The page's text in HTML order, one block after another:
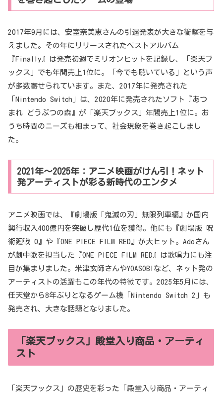
2017年9月には、安室奈美恵さんの引退発表が大きな衝撃を与
えました。その年にリリースされたベストアルバム
『Finally』は発売初週でミリオンヒットを記録し、「楽天ブ
ックス」でも年間売上1位に。「今でも聴いている」という声
が多数寄せられています。また、2017年に発売された
「Nintendo Switch」は、2020年に発売されたソフト『あつ
まれ どうぶつの森』が「楽天ブックス」年間売上1位に。お
うち時間のニーズも相まって、社会現象を巻き起こしまし
た。
2021年～2025年：アニメ映画がけん引！ネット
発アーティストが彩る新時代のエンタメ
アニメ映画では、『劇場版「鬼滅の刃」無限列車編』が国内
興行収入400億円を突破し歴代1位を獲得。他にも『劇場版 呪
術廻戦 0』や『ONE PIECE FILM RED』が大ヒット。Adoさん
が劇中歌を担当した『ONE PIECE FILM RED』は歌唱力にも注
目が集まりました。米津玄師さんやYOASOBIなど、ネット発の
アーティストの活躍もこの年代の特徴です。2025年5月には、
任天堂から8年ぶりとなるゲーム機「Nintendo Switch 2」も
発売され、大きな話題となりました。
「楽天ブックス」殿堂入り商品・アーティ
スト
「楽天ブックス」の歴史を彩った「殿堂入り商品・アーティ